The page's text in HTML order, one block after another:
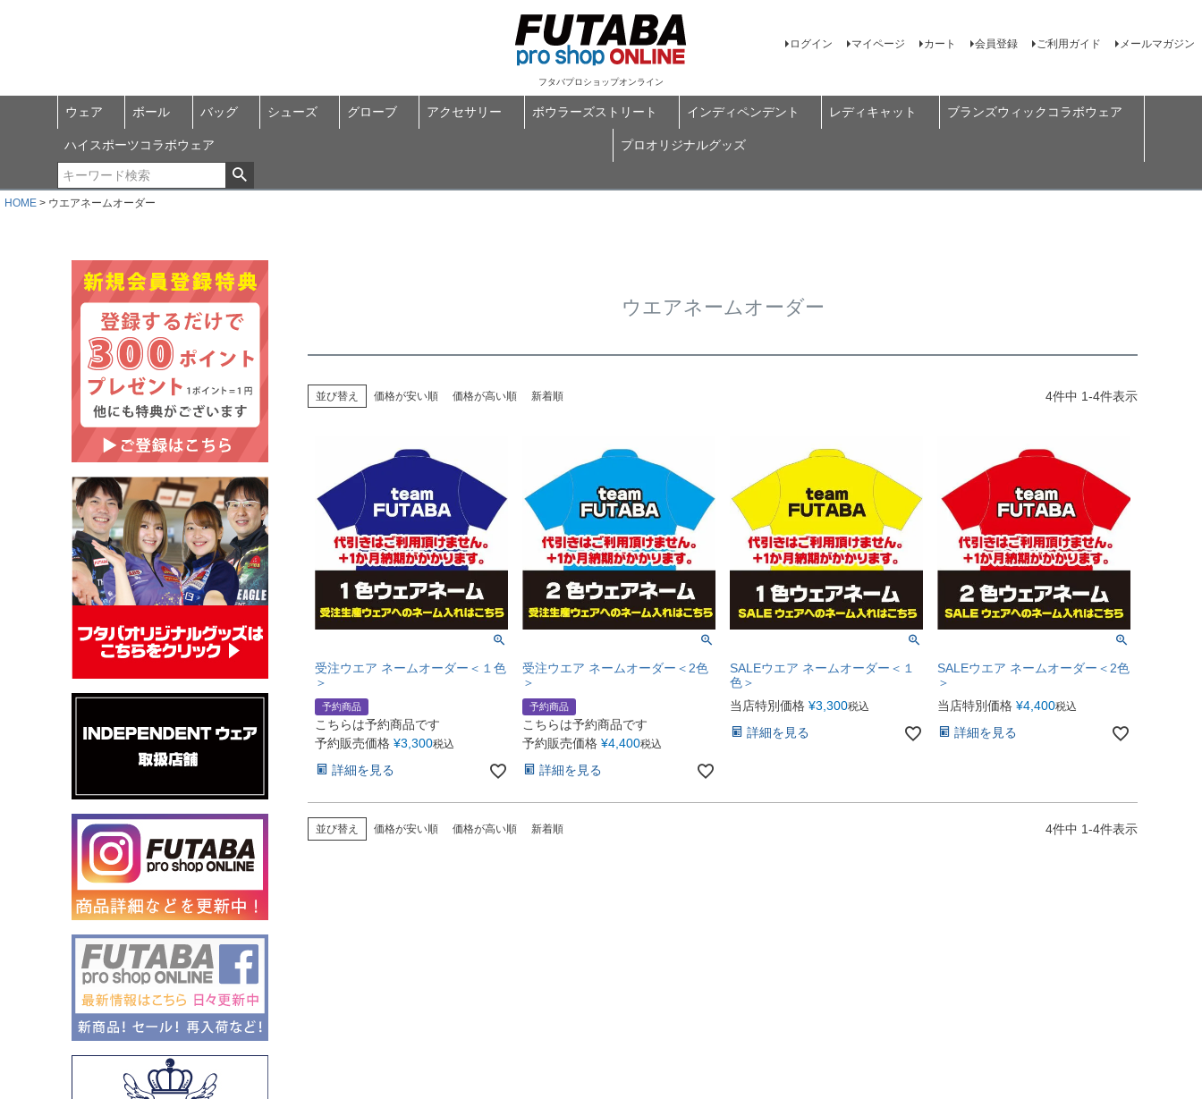
フタバプロショップオンライン
ログイン マイページ カート 会員登録 ご利用ガイド メールマガジン
ウェア ボール バッグ シューズ グローブ アクセサリー ボウラーズストリート インディペンデント レディキャット ブランズウィックコラボウェア
ハイスポーツコラボウェア プロオリジナルグッズ
HOME ウエアネームオーダー
ウエアネームオーダー
並び替え 価格が安い順 価格が高い順 新着順 4件中 1-4件表示
受注ウエア ネームオーダー＜１色
＞
予約商品
こちらは予約商品です
予約販売価格 ¥3,300税込
詳細を見る
受注ウエア ネームオーダー＜2色
＞
予約商品
こちらは予約商品です
予約販売価格 ¥4,400税込
詳細を見る
SALEウエア ネームオーダー＜１
色＞
当店特別価格 ¥3,300税込
詳細を見る
SALEウエア ネームオーダー＜2色
＞
当店特別価格 ¥4,400税込
詳細を見る
並び替え 価格が安い順 価格が高い順 新着順 4件中 1-4件表示